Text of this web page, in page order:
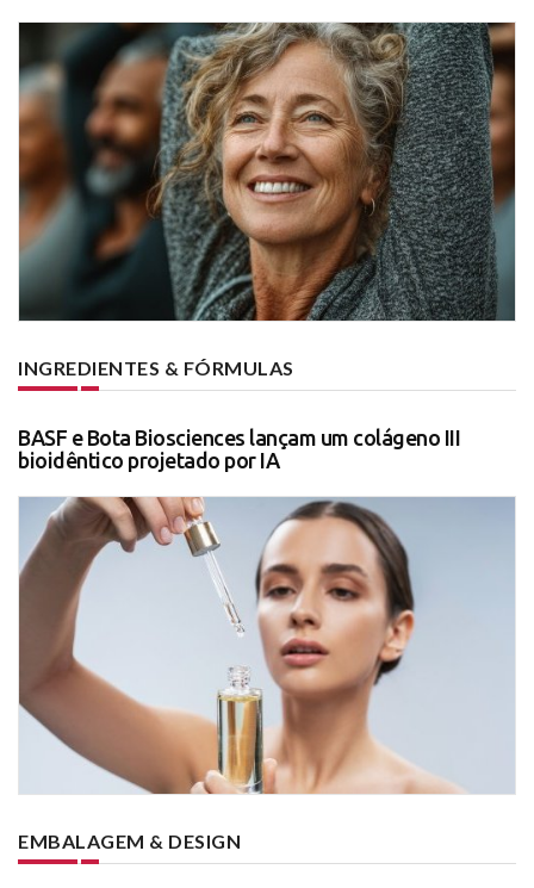
INGREDIENTES & FÓRMULAS
BASF e Bota Biosciences lançam um colágeno III
bioidêntico projetado por IA
EMBALAGEM & DESIGN